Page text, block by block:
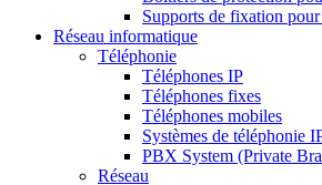
Supports de fixation pour
Réseau informatique
Téléphonie
Téléphones IP
Téléphones fixes
Téléphones mobiles
Systèmes de téléphonie
PBX System (Private
Réseau